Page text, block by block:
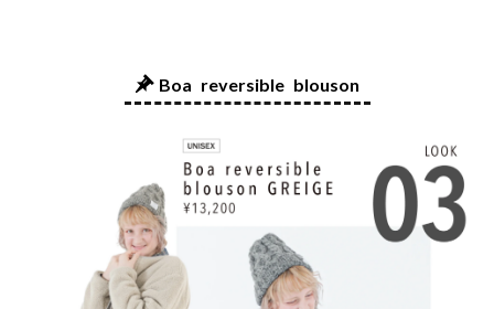
Boa reversible blouson